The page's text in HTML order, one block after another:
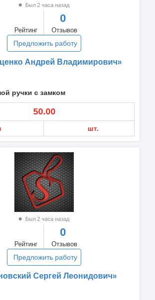
Был 2 часа назад
Рейтинг
0
Отзывов
Предложить работу
Андрей Владимирович»
ручки с замком
50.00
шт.
Был 2 часа назад
Рейтинг
0
Отзывов
Предложить работу
Сергей Леонидович»